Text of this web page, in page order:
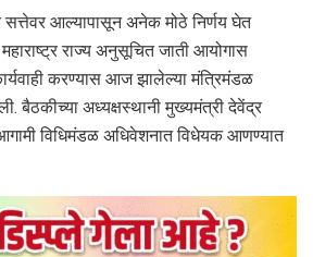
सत्तेवर आल्यापासून अनेक मोठे निर्णय घेत
राज्य अनुसूचित जाती आयोगास
करण्यास आज झालेल्या मंत्रिमंडळ
बैठकीच्या अध्यक्षस्थानी मुख्यमंत्री देवेंद्र
विधिमंडळ अधिवेशनात विधेयक आणण्यात